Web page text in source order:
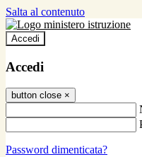
Salta al contenuto
Accedi
Accedi
button close ×
Password dimenticata?